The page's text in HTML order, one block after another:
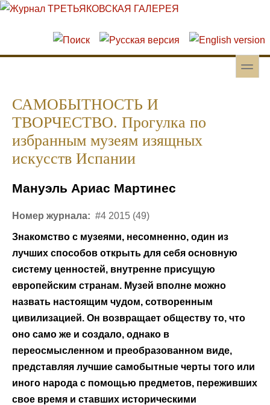
Перейти к основному содержанию
Skip to search
toggle
САМОБЫТНОСТЬ И
ТВОРЧЕСТВО. Прогулка по
избранным музеям изящных
искусств Испании
Мануэль Ариас Мартинес
Номер журнала: #4 2015 (49)
Знакомство с музеями, несомненно, один из
лучших способов открыть для себя основную
систему ценностей, внутренне присущую
европейским странам. Музей вполне можно
назвать настоящим чудом, сотворенным
цивилизацией. Он возвращает обществу то, что
оно само же и создало, однако в
переосмысленном и преобразованном виде,
представляя лучшие самобытные черты того или
иного народа с помощью предметов, переживших
свое время и ставших историческими